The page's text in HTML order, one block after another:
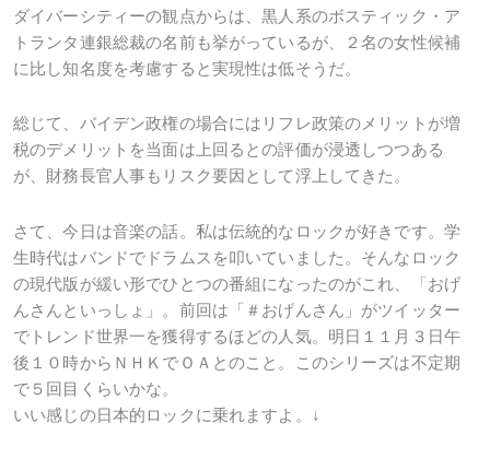
ダイバーシティーの観点からは、黒人系のボスティック・ア
トランタ連銀総裁の名前も挙がっているが、２名の女性候補
に比し知名度を考慮すると実現性は低そうだ。
総じて、バイデン政権の場合にはリフレ政策のメリットが増
税のデメリットを当面は上回るとの評価が浸透しつつある
が、財務長官人事もリスク要因として浮上してきた。
さて、今日は音楽の話。私は伝統的なロックが好きです。学
生時代はバンドでドラムスを叩いていました。そんなロック
の現代版が緩い形でひとつの番組になったのがこれ、「おげ
んさんといっしょ」。前回は「＃おげんさん」がツイッター
でトレンド世界一を獲得するほどの人気。明日１１月３日午
後１０時からＮＨＫでＯＡとのこと。このシリーズは不定期
で５回目くらいかな。
いい感じの日本的ロックに乗れますよ。↓